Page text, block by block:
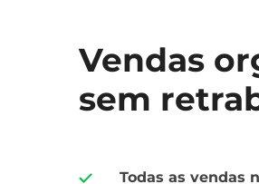
Vendas
sem
Todas as vendas